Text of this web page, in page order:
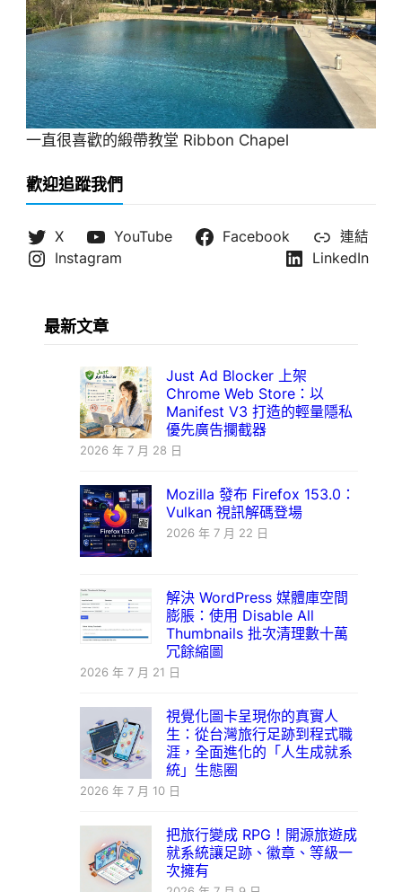
一直很喜歡的緞帶教堂 Ribbon Chapel
歡迎追蹤我們
X YouTube Facebook
連結
Instagram
LinkedIn
最新文章
Just Ad Blocker 上架
Chrome Web Store：以
Manifest V3 打造的輕量隱私
優先廣告攔截器
2026 年 7 月 28 日
Mozilla 發布 Firefox 153.0：
Vulkan 視訊解碼登場
2026 年 7 月 22 日
解決 WordPress 媒體庫空間
膨脹：使用 Disable All
Thumbnails 批次清理數十萬
冗餘縮圖
2026 年 7 月 21 日
視覺化圖卡呈現你的真實人
生：從台灣旅行足跡到程式職
涯，全面進化的「人生成就系
統」生態圈
2026 年 7 月 10 日
把旅行變成 RPG！開源旅遊成
就系統讓足跡、徽章、等級一
次擁有